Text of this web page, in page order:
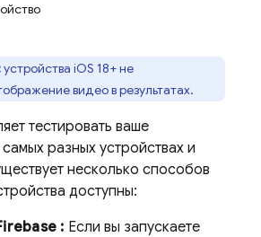
устройства iOS 18+ не
видео в результатах.
тестировать ваше
разных устройствах и
несколько способов
доступны:
: Если вы запускаете